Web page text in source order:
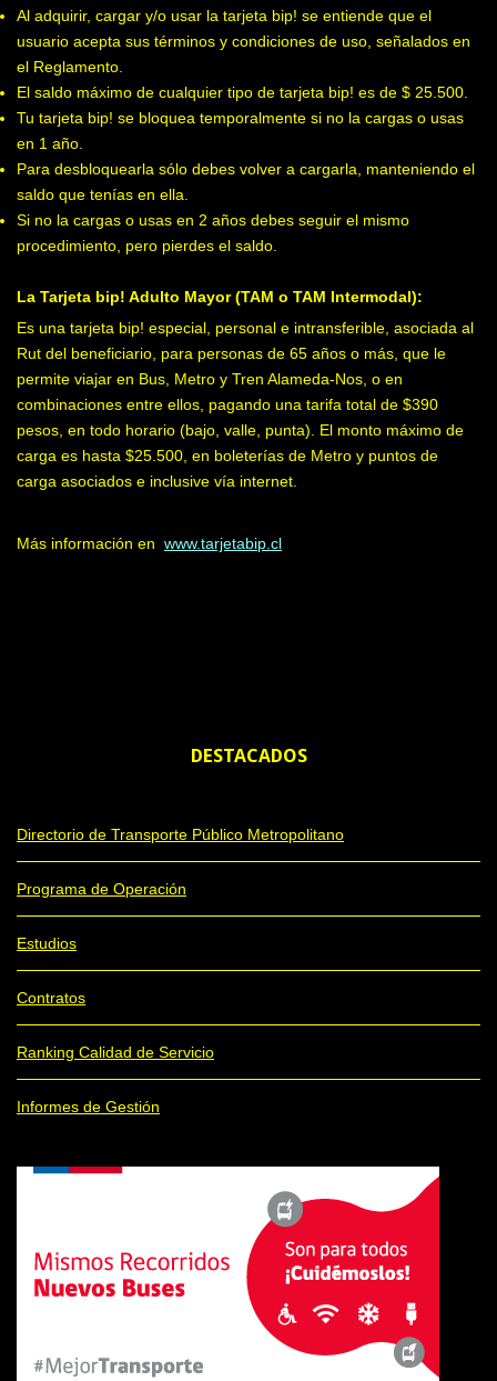
Al adquirir, cargar y/o usar la tarjeta bip! se entiende que el
usuario acepta sus términos y condiciones de uso, señalados en
el Reglamento.
El saldo máximo de cualquier tipo de tarjeta bip! es de $ 25.500.
Tu tarjeta bip! se bloquea temporalmente si no la cargas o usas
en 1 año.
Para desbloquearla sólo debes volver a cargarla, manteniendo el
saldo que tenías en ella.
Si no la cargas o usas en 2 años debes seguir el mismo
procedimiento, pero pierdes el saldo.
La Tarjeta bip! Adulto Mayor (TAM o TAM Intermodal):
Es una tarjeta bip! especial, personal e intransferible, asociada al
Rut del beneficiario, para personas de 65 años o más, que le
permite viajar en Bus, Metro y Tren Alameda-Nos, o en
combinaciones entre ellos, pagando una tarifa total de $390
pesos, en todo horario (bajo, valle, punta). El monto máximo de
carga es hasta $25.500, en boleterías de Metro y puntos de
carga asociados e inclusive vía internet.
Más información en www.tarjetabip.cl
DESTACADOS
Directorio de Transporte Público Metropolitano
Programa de Operación
Estudios
Contratos
Ranking Calidad de Servicio
Informes de Gestión